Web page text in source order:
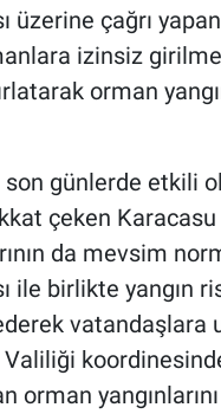
üzerine çağrı
izinsiz
orman
son günlerde etkili
çeken
da mevsim
ile birlikte yangın
vatandaşlara
Valiliği
orman